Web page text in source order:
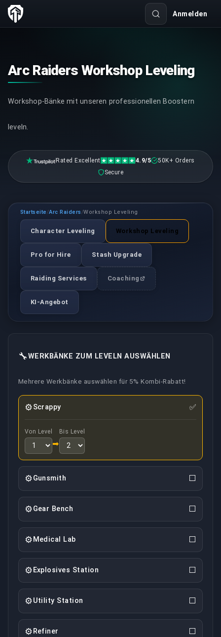
Anmelden
Arc Raiders Workshop Leveling
Workshop-Bänke mit unseren professionellen Boostern
leveln.
Rated Excellent 4.9/5
50K+ Orders
Secure
Startseite /Arc Raiders /Workshop Leveling
Character Leveling Workshop Leveling
Pro for Hire Stash Upgrade
Raiding Services Coaching
KI-Angebot
🔧WERKBÄNKE ZUM LEVELN AUSWÄHLEN
Mehrere Werkbänke auswählen für 5% Kombi-Rabatt!
⚙Scrappy ✅
Von Level
➡
Bis Level
⚙Gunsmith ⬜
⚙Gear Bench ⬜
⚙ Medical Lab ⬜
⚙ Explosives Station ⬜
⚙Utility Station ⬜
⚙ Refiner ⬜